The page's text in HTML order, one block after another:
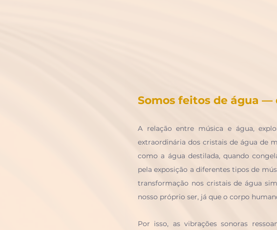
Somos feitos de água —
A relação entre música e água,
extraordinária dos cristais de água de
como a água destilada, quando
pela exposição a diferentes tipos de
transformação nos cristais de água
nosso próprio ser, já que o corpo
Por isso, as vibrações sonoras